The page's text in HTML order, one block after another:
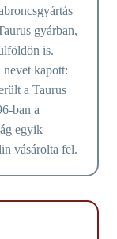
gyárban,
is.
kapott:
a Taurus
ban a
egyik
vásárolta fel.